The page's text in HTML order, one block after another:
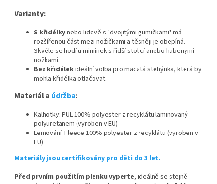
Varianty:
S křidélkynebo lidově s "dvojitými gumičkami" má
rozšířenou část mezi nožičkami a těsněji je obepíná.
Skvěle se hodí u miminek s řidší stolicí anebo hubenými
nožkami.
Bez křidélekideální volba pro macatá stehýnka, která by
mohla křidélka otlačovat.
Materiál a údržba:
Kalhotky: PUL 100% polyester z recyklátu laminovaný
polyuretanem (vyroben v EU)
Lemování: Fleece 100% polyester z recyklátu (vyroben v
EU)
Materiály jsou certifikovány pro děti do 3 let.
Před prvním použitím plenku vyperte, ideálně se stejně